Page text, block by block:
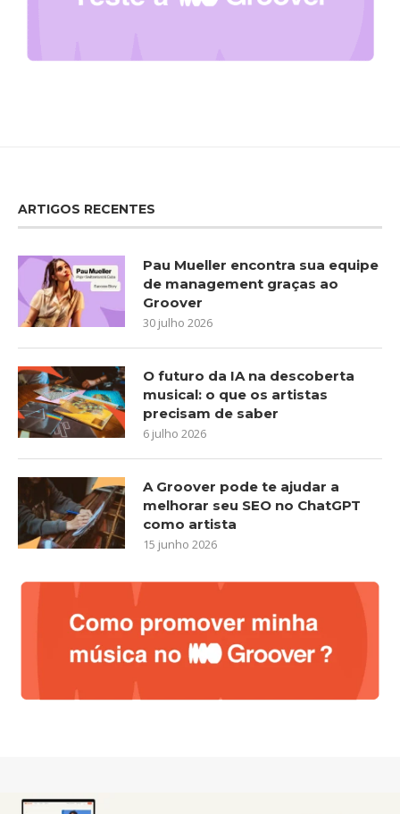
ARTIGOS RECENTES
Pau Mueller encontra sua equipe
de management graças ao
Groover
30 julho 2026
O futuro da IA na descoberta
musical: o que os artistas
precisam de saber
6 julho 2026
A Groover pode te ajudar a
melhorar seu SEO no ChatGPT
como artista
15 junho 2026